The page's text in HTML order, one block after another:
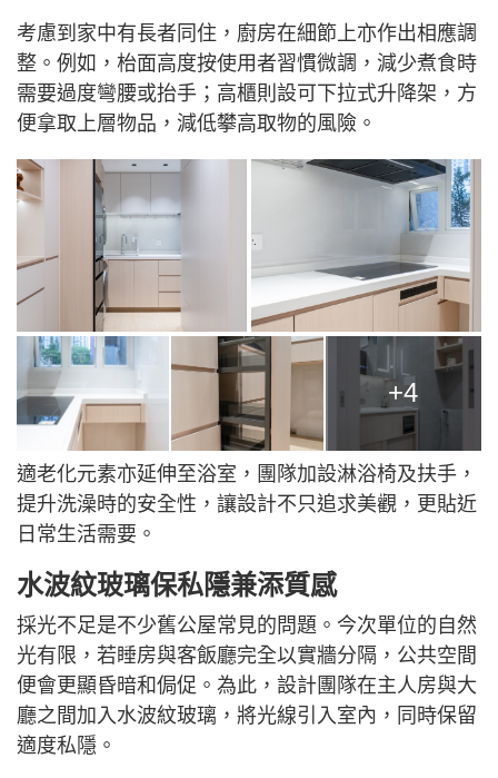
考慮到家中有長者同住，廚房在細節上亦作出相應調
整。例如，枱面高度按使用者習慣微調，減少煮食時
需要過度彎腰或抬手；高櫃則設可下拉式升降架，方
便拿取上層物品，減低攀高取物的風險。
+4
適老化元素亦延伸至浴室，團隊加設淋浴椅及扶手，
提升洗澡時的安全性，讓設計不只追求美觀，更貼近
日常生活需要。
水波紋玻璃保私隱兼添質感
採光不足是不少舊公屋常見的問題。今次單位的自然
光有限，若睡房與客飯廳完全以實牆分隔，公共空間
便會更顯昏暗和侷促。為此，設計團隊在主人房與大
廳之間加入水波紋玻璃，將光線引入室內，同時保留
適度私隱。